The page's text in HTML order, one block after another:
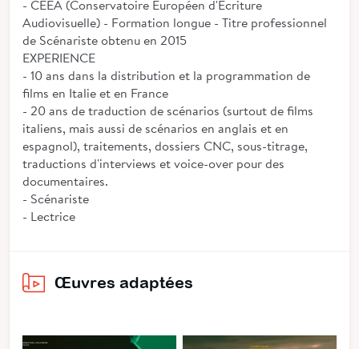
- CEEA (Conservatoire Européen d'Ecriture
Audiovisuelle) - Formation longue - Titre professionnel
de Scénariste obtenu en 2015
EXPERIENCE
- 10 ans dans la distribution et la programmation de
films en Italie et en France
- 20 ans de traduction de scénarios (surtout de films
italiens, mais aussi de scénarios en anglais et en
espagnol), traitements, dossiers CNC, sous-titrage,
traductions d'interviews et voice-over pour des
documentaires.
- Scénariste
- Lectrice
Œuvres adaptées